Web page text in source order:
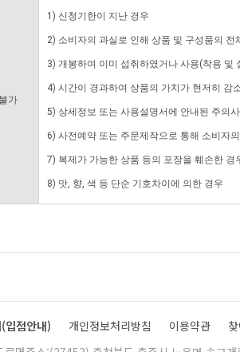
가
1) 신청기한이 지난 경우
2) 소비자의 과실로 인해 상품 및 구성품의
3) 개봉하여 이미 섭취하였거나 사용(착용 및
4) 시간이 경과하여 상품의 가치가 현저히 감
5) 상세정보 또는 사용설명서에 안내된 주의
6) 사전예약 또는 주문제작으로 통해 소비자
7) 복제가 가능한 상품 등의 포장을 훼손한 경
8) 맛, 향, 색 등 단순 기호차이에 의한 경우
입점안내) 개인정보처리방침 이용약관